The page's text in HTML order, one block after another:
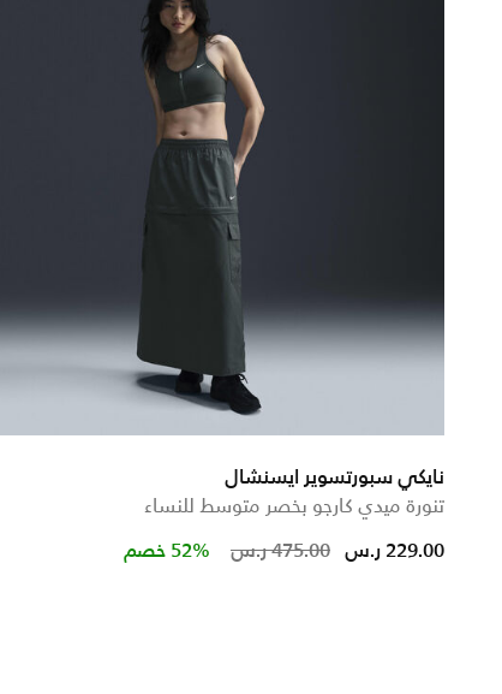
نايكي سبورتسوير ايسنشال
تنورة ميدي كارجو بخصر متوسط للنساء
Price reduced from475.00 ر.س to229.00 ر.س 52% خصم